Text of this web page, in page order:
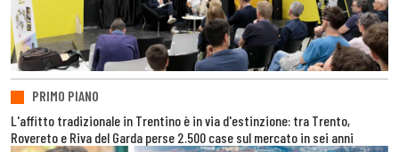
PRIMO PIANO
L'affitto tradizionale in Trentino è in via d'estinzione: tra Trento,
Rovereto e Riva del Garda perse 2.500 case sul mercato in sei anni